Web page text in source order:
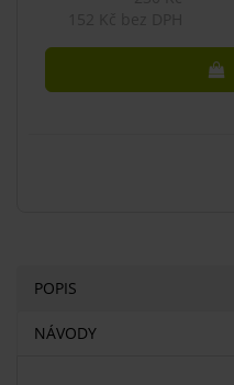
POPIS
NÁVODY